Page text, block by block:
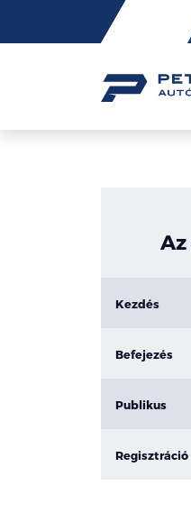
Friss
hírek
Kezdés
Befejezés
Publikus
Regisztráció